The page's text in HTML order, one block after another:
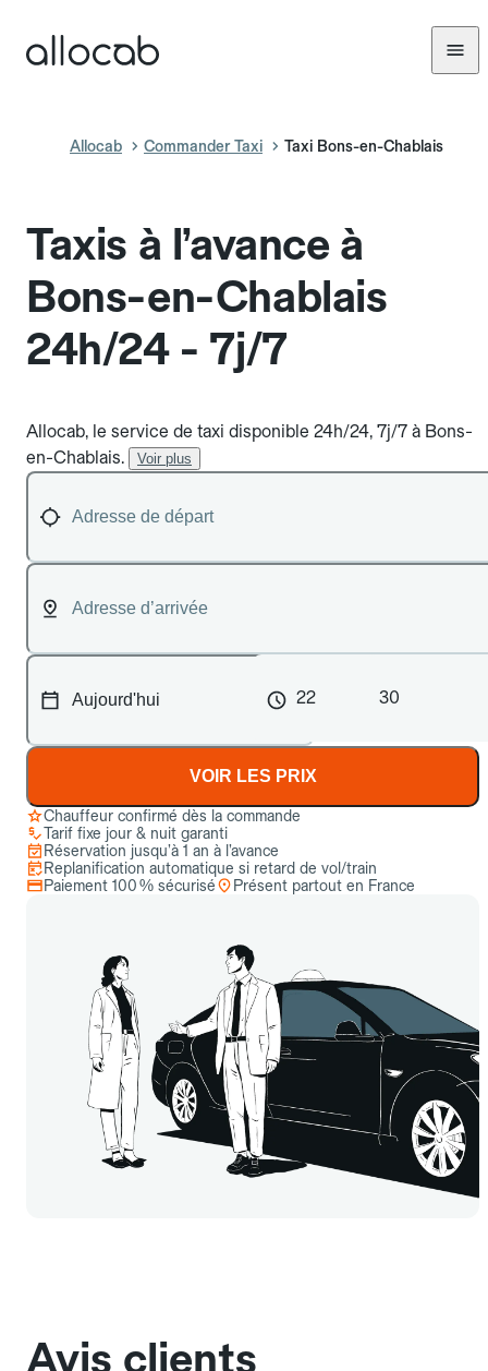
Allocab Commander Taxi Taxi Bons-en-Chablais
Taxis à l’avance à
Bons-en-Chablais
24h/24 - 7j/7
Allocab, le service de taxi disponible 24h/24, 7j/7 à Bons-
en-Chablais.
Voir plus
22 30
VOIR LES PRIX
Chauffeur confirmé dès la commande
Tarif fixe jour & nuit garanti
Réservation jusqu’à 1 an à l’avance
Replanification automatique si retard de vol/train
Paiement 100 % sécurisé
Présent partout en France
Avis clients